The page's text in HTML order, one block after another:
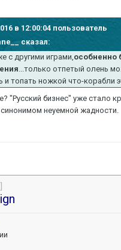
в 12:00:04 пользователь
сказал:
с другими играми,особненно
...только отпетый олень
и топать ножкой что-корабли
"Русский бизнес" уже стало
неуемной жадности.